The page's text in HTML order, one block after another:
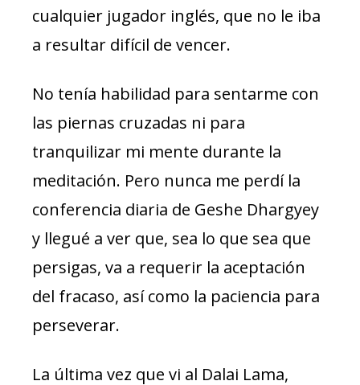
cualquier jugador inglés, que no le iba
a resultar difícil de vencer.
No tenía habilidad para sentarme con
las piernas cruzadas ni para
tranquilizar mi mente durante la
meditación. Pero nunca me perdí la
conferencia diaria de Geshe Dhargyey
y llegué a ver que, sea lo que sea que
persigas, va a requerir la aceptación
del fracaso, así como la paciencia para
perseverar.
La última vez que vi al Dalai Lama,